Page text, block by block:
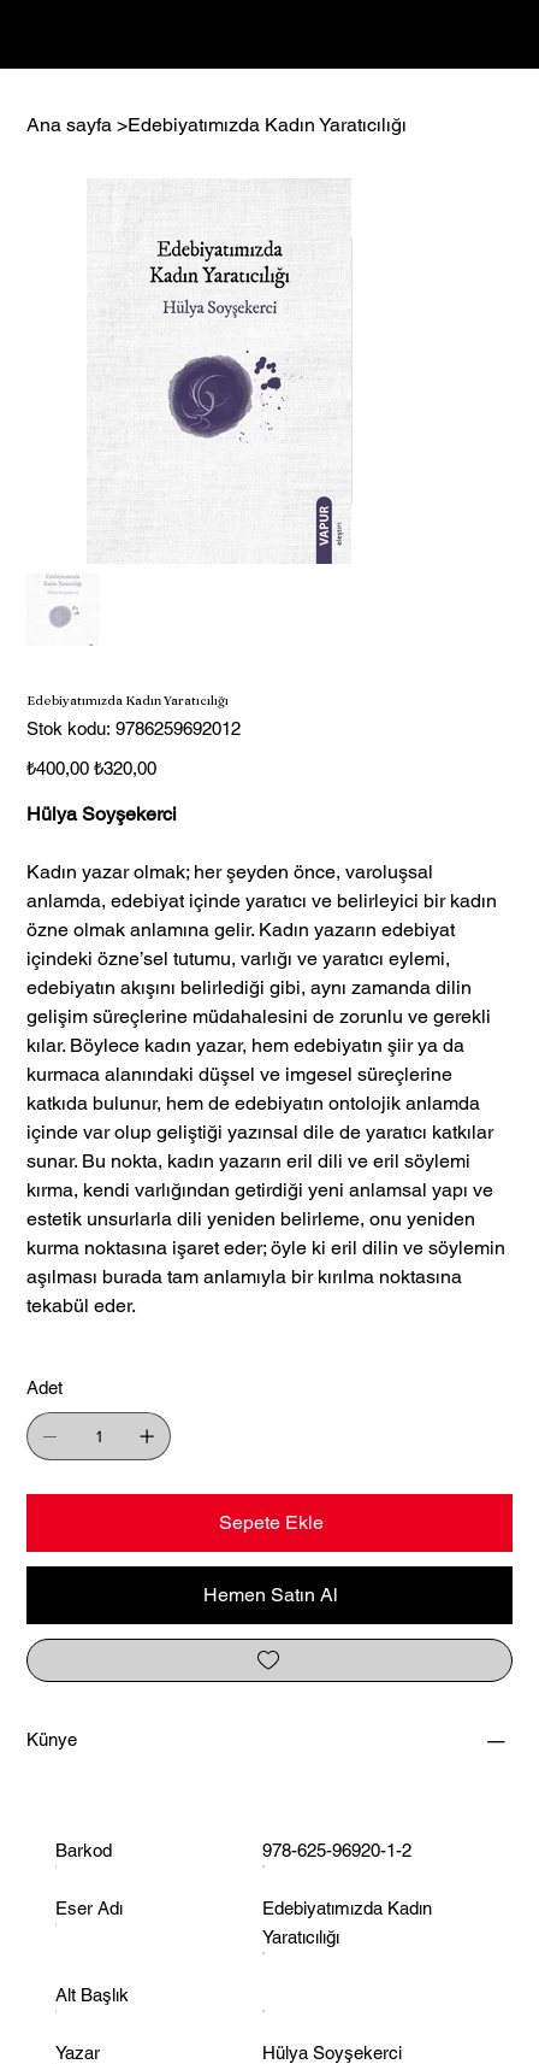
Ana sayfa >Edebiyatımızda Kadın Yaratıcılığı
Edebiyatımızda Kadın Yaratıcılığı
Stok kodu: Stok
kodu:
9786259692012
Orijinal
fiyat
₺400,00 İndirimli
fiyat
₺320,00
Hülya Soyşekerci
Kadın yazar olmak; her şeyden önce, varoluşsal
anlamda, edebiyat içinde yaratıcı ve belirleyici bir kadın
özne olmak anlamına gelir. Kadın yazarın edebiyat
içindeki özne’sel tutumu, varlığı ve yaratıcı eylemi,
edebiyatın akışını belirlediği gibi, aynı zamanda dilin
gelişim süreçlerine müdahalesini de zorunlu ve gerekli
kılar. Böylece kadın yazar, hem edebiyatın şiir ya da
kurmaca alanındaki düşsel ve imgesel süreçlerine
katkıda bulunur, hem de edebiyatın ontolojik anlamda
içinde var olup geliştiği yazınsal dile de yaratıcı katkılar
sunar. Bu nokta, kadın yazarın eril dili ve eril söylemi
kırma, kendi varlığından getirdiği yeni anlamsal yapı ve
estetik unsurlarla dili yeniden belirleme, onu yeniden
kurma noktasına işaret eder; öyle ki eril dilin ve söylemin
aşılması burada tam anlamıyla bir kırılma noktasına
tekabül eder.
Adet
Sepete Ekle
Hemen Satın Al
Künye
Barkod 978-625-96920-1-2
Eser Adı
Edebiyatımızda Kadın
Yaratıcılığı
Alt Başlık
Yazar Hülya Soyşekerci